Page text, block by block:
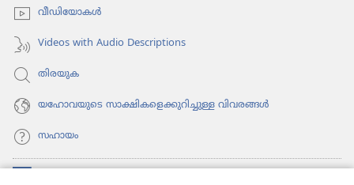
വീഡി​യോ​കൾ
Videos with Audio Descriptions
തിരയുക
യഹോവയുടെ സാക്ഷികളെക്കുറിച്ചുള്ള വിവരങ്ങൾ
സഹായം